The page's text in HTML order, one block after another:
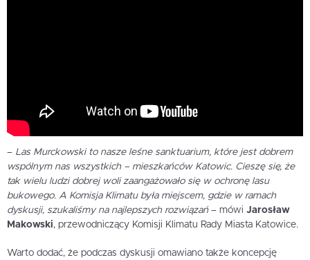
– Las Murckowski to nasze leśne sanktuarium, które jest dobrem
wspólnym nas wszystkich – mieszkańców Katowic. Cieszę się, że
tak wielu ludzi dobrej woli zaangażowało się w ochronę lasu
bukowego. A Komisja Klimatu była miejscem, gdzie w ramach
dyskusji, szukaliśmy na najlepszych rozwiązań– mówi Jarosław
Makowski, przewodniczący Komisji Klimatu Rady Miasta Katowice.
Warto dodać, że podczas dyskusji omawiano także koncepcję